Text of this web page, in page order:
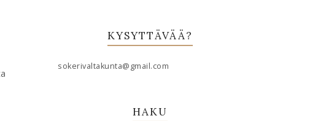
KYSYTTÄVÄÄ?
sokerivaltakunta@gmail.com
HAKU